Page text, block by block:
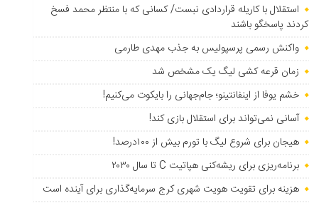
استقلال با کاریله قراردادی نبست/ کسانی که با منتظر محمد فسخ
کردند پاسخگو باشند
واکنش رسمی پرسپولیس به جذب مهدی طارمی
زمان قرعه کشی لیگ یک مشخص شد
خشم یوفا از اینفانتینو؛ جام‌جهانی را بایکوت می‌کنیم!
آسانی نمی‌تواند برای استقلال بازی کند!
هیجان برای شروع لیگ با تورم بیش از ۱۰۰درصد!
برنامه‌ریزی برای ریشه‌کنی هپاتیت C تا سال ۲۰۳۰
هزینه برای تقویت هویت شهری کرج سرمایه‌گذاری برای آینده است